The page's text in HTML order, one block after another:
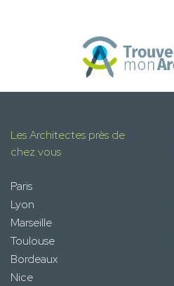
Les Architectes près de
chez vous
Paris
Lyon
Marseille
Toulouse
Bordeaux
Nice